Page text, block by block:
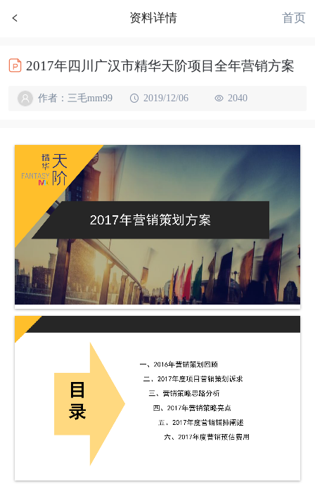
资料详情 首页
2017年四川广汉市精华天阶项目全年营销方案
作者：三毛mm99 2019/12/06 2040